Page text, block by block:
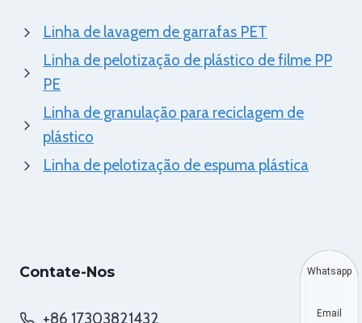
Linha de lavagem de garrafas PET
Linha de pelotização de plástico de filme PP
PE
Linha de granulação para reciclagem de
plástico
Linha de pelotização de espuma plástica
Contate-Nos
+86 17303821432
Whatsapp
Email